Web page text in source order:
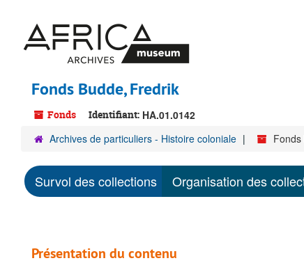
contenu
principal
Fonds Budde, Fredrik
Fonds Identifiant: HA.01.0142
Archives de particuliers - Histoire coloniale
Survol des collections Organisation des
Présentation du contenu